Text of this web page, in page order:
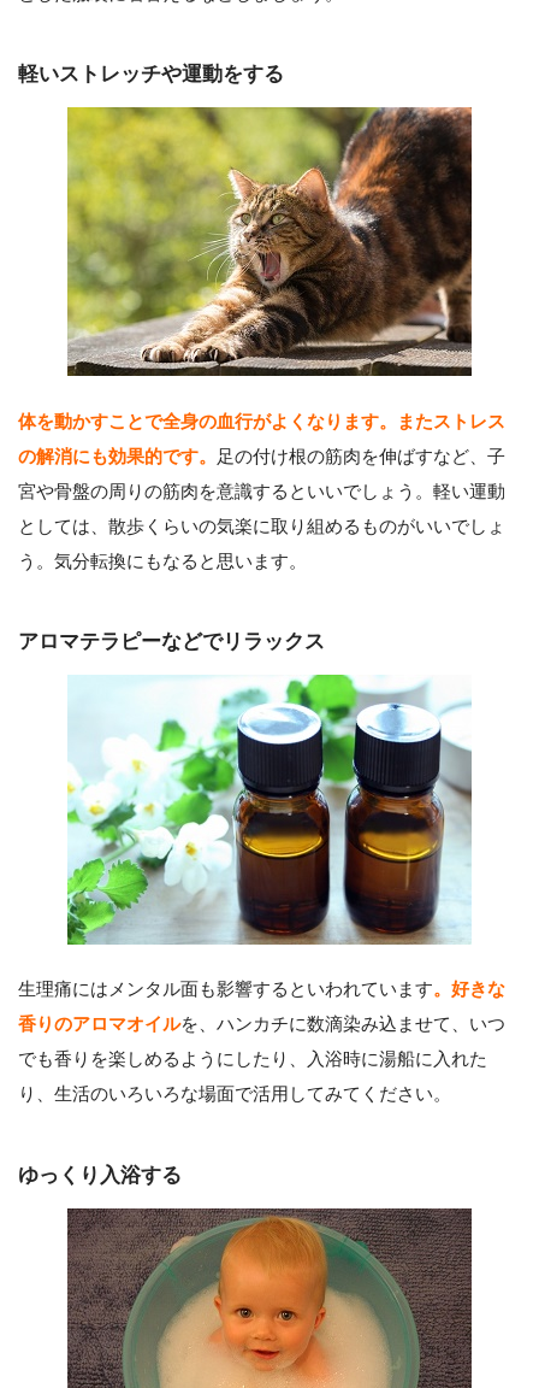
軽いストレッチや運動をする
体を動かすことで全身の血行がよくなります。またストレス
の解消にも効果的です。
足の付け根の筋肉を伸ばすなど、子
宮や骨盤の周りの筋肉を意識するといいでしょう。軽い運動
としては、散歩くらいの気楽に取り組めるものがいいでしょ
う。気分転換にもなると思います。
アロマテラピーなどでリラックス
生理痛にはメンタル面も影響するといわれています。好きな
香りのアロマオイルを、ハンカチに数滴染み込ませて、いつ
でも香りを楽しめるようにしたり、入浴時に湯船に入れた
り、生活のいろいろな場面で活用してみてください。
ゆっくり入浴する